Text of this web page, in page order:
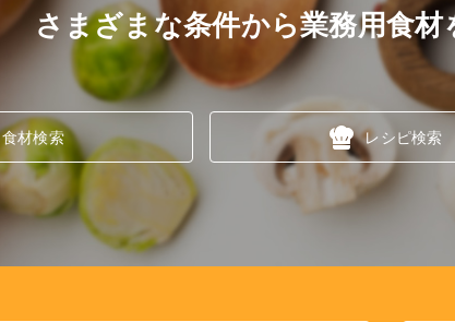
さまざまな条件から業務用食
食材検索 レシピ検索